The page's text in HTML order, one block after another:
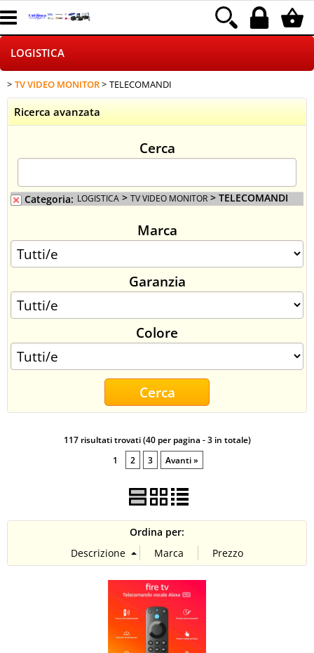
HOME PAGE
CHI SIAMO
LOGISTICA
NEGOZI ON LINE
DROPSHIPPING
SINCRONIZZATI CON NOI
SPEDIZIONI
PAGAMENTI
TV VIDEO MONITOR TELECOMANDI
Ricerca avanzata
Cerca
Categoria: LOGISTICA > TV VIDEO MONITOR > TELECOMANDI
Marca
Garanzia
Colore
117 risultati trovati (40 per pagina - 3 in totale)
1
2 3 Avanti »
Ordina per: